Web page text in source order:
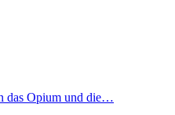
das Opium und die…